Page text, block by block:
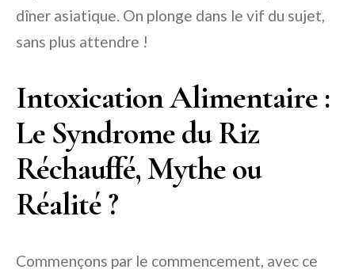
dîner asiatique. On plonge dans le vif du sujet,
sans plus attendre !
Intoxication Alimentaire :
Le Syndrome du Riz
Réchauffé, Mythe ou
Réalité ?
Commençons par le commencement, avec ce